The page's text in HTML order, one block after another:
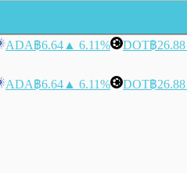
ADA฿6.64 ▲ 6.11% DOT฿26.88
ADA฿6.64 ▲ 6.11% DOT฿26.88